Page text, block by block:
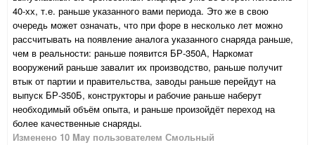
40-хх, т.е. раньше указанного вами периода. Это же в свою
очередь может означать, что при форе в несколько лет можно
рассчитывать на появление аналога указанного снаряда раньше,
чем в реальности: раньше появится БР-350А, Наркомат
вооружений раньше завалит их производство, раньше получит
втык от партии и правительства, заводы раньше перейдут на
выпуск БР-350Б, конструкторы и рабочие раньше наберут
необходимый объём опыта, и раньше произойдёт переход на
более качественные снаряды.
Изменено 10 May пользователем Смольный